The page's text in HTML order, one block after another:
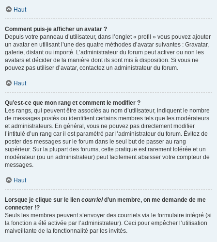
Haut
Comment puis-je afficher un avatar ?
Depuis votre panneau d’utilisateur, dans l’onglet « profil » vous pouvez ajouter
un avatar en utilisant l’une des quatre méthodes d’avatar suivantes : Gravatar,
galerie, distant ou importé. L’administrateur du forum peut activer ou non les
avatars et décider de la manière dont ils sont mis à disposition. Si vous ne
pouvez pas utiliser d’avatar, contactez un administrateur du forum.
Haut
Qu’est-ce que mon rang et comment le modifier ?
Les rangs, qui peuvent être associés au nom d’utilisateur, indiquent le nombre
de messages postés ou identifient certains membres tels que les modérateurs
et administrateurs. En général, vous ne pouvez pas directement modifier
l’intitulé d’un rang car il est paramétré par l’administrateur du forum. Évitez de
poster des messages sur le forum dans le seul but de passer au rang
supérieur. Sur la plupart des forums, cette pratique est rarement tolérée et un
modérateur (ou un administrateur) peut facilement abaisser votre compteur de
messages.
Haut
Lorsque je clique sur le lien courrield’un membre, on me demande de me
connecter !?
Seuls les membres peuvent s’envoyer des courriels via le formulaire intégré (si
la fonction a été activée par l’administrateur). Ceci pour empêcher l’utilisation
malveillante de la fonctionnalité par les invités.